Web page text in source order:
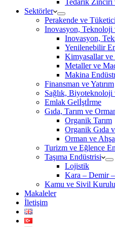
Tedarik Zinciri
Sektörler
Perakende ve
Inovasyon, Teknoloji
Inovasyon,
Yenilenebilir
Kimyasallar ve
Metaller ve
Makina
Finansman ve Yatırım
Sağlık,
Emlak Gelİştİrme
Gıda, Tarım ve
Organik Tarım
Organik Gıda
Orman ve
Turizm ve Eğlence
Taşıma Endüstrisi
Lojistik
Kara – Demir
Kamu ve Sivil
Makaleler
İletişim